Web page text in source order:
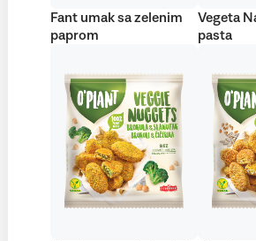
Fant umak sa zelenim
paprom
Vegeta
pasta